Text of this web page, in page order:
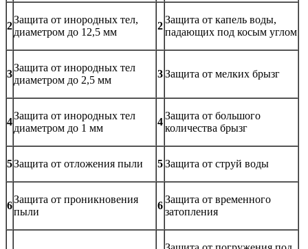
2
Защита от инородных тел,
диаметром до 12,5 мм
2
Защита от капель воды,
падающих под косым углом
3
Защита от инородных тел
диаметром до 2,5 мм
3Защита от мелких брызг
4
Защита от инородных тел
диаметром до 1 мм
4
Защита от большого
количества брызг
5Защита от отложения пыли 5Защита от струй воды
6
Защита от проникновения
пыли
6
Защита от временного
затопления